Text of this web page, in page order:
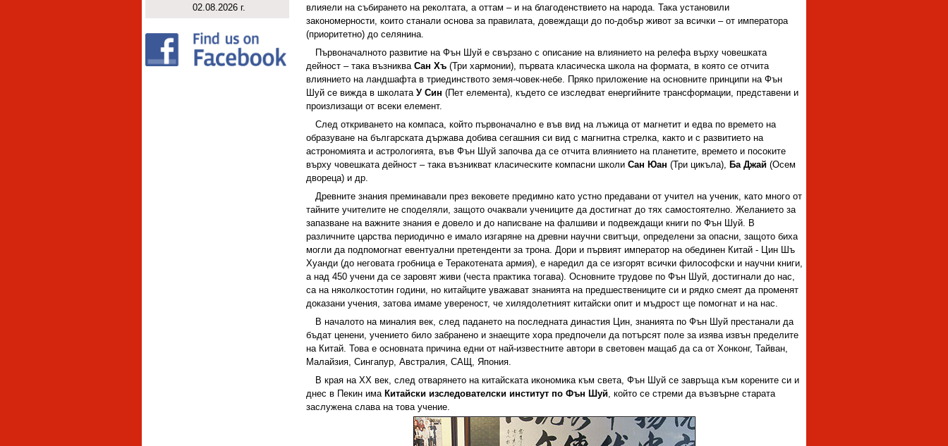
02.08.2026 г.
влияели на събирането на реколтата, а оттам – и на благоденствието на народа. Така установили
закономерности, които станали основа за правилата, довеждащи до по-добър живот за всички – от императора
(приоритетно) до селянина.
Първоначалното развитие на Фън Шуй е свързано с описание на влиянието на релефа върху човешката
дейност – така възниква Сан Хъ (Три хармонии), първата класическа школа на формата, в която се отчита
влиянието на ландшафта в триединството земя-човек-небе. Пряко приложение на основните принципи на Фън
Шуй се вижда в школата У Син (Пет елемента), където се изследват енергийните трансформации, представени и
произлизащи от всеки елемент.
След откриването на компаса, който първоначално е във вид на лъжица от магнетит и едва по времето на
образуване на българската държава добива сегашния си вид с магнитна стрелка, както и с развитието на
астрономията и астрологията, във Фън Шуй започва да се отчита влиянието на планетите, времето и посоките
върху човешката дейност – така възникват класическите компасни школи Сан Юан (Три цикъла), Ба Джай (Осем
двореца) и др.
Древните знания преминавали през вековете предимно като устно предавани от учител на ученик, като много от
тайните учителите не споделяли, защото очаквали учениците да достигнат до тях самостоятелно. Желанието за
запазване на важните знания е довело и до написване на фалшиви и подвеждащи книги по Фън Шуй. В
различните царства периодично е имало изгаряне на древни научни свитъци, определени за опасни, защото биха
могли да подпомогнат евентуални претенденти за трона. Дори и първият император на обединен Китай - Цин Шъ
Хуанди (до неговата гробница е Теракотената армия), е наредил да се изгорят всички философски и научни книги,
а над 450 учени да се заровят живи (честа практика тогава). Основните трудове по Фън Шуй, достигнали до нас,
са на няколкостотин години, но китайците уважават знанията на предшествениците си и рядко смеят да променят
доказани учения, затова имаме увереност, че хилядолетният китайски опит и мъдрост ще помогнат и на нас.
В началото на миналия век, след падането на последната династия Цин, знанията по Фън Шуй престанали да
бъдат ценени, учението било забранено и знаещите хора предпочели да потърсят поле за изява извън пределите
на Китай. Това е основната причина едни от най-известните автори в световен мащаб да са от Хонконг, Тайван,
Малайзия, Сингапур, Австралия, САЩ, Япония.
В края на ХХ век, след отварянето на китайската икономика към света, Фън Шуй се завръща към корените си и
днес в Пекин има Китайски изследователски институт по Фън Шуй, който се стреми да възвърне старата
заслужена слава на това учение.